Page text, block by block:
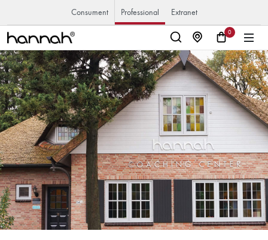
Consument Professional Extranet
0